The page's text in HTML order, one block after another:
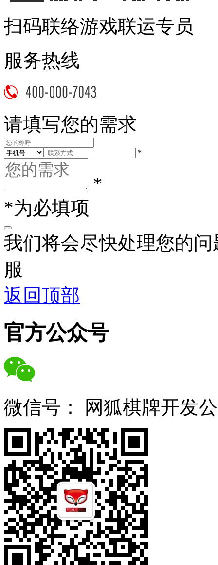
扫码联络游戏联运专员
服务热线
请填写您的需求
*
*
*为必填项
我们将会尽快处理您的
服
返回顶部
官方公众号
微信号： 网狐棋牌开发